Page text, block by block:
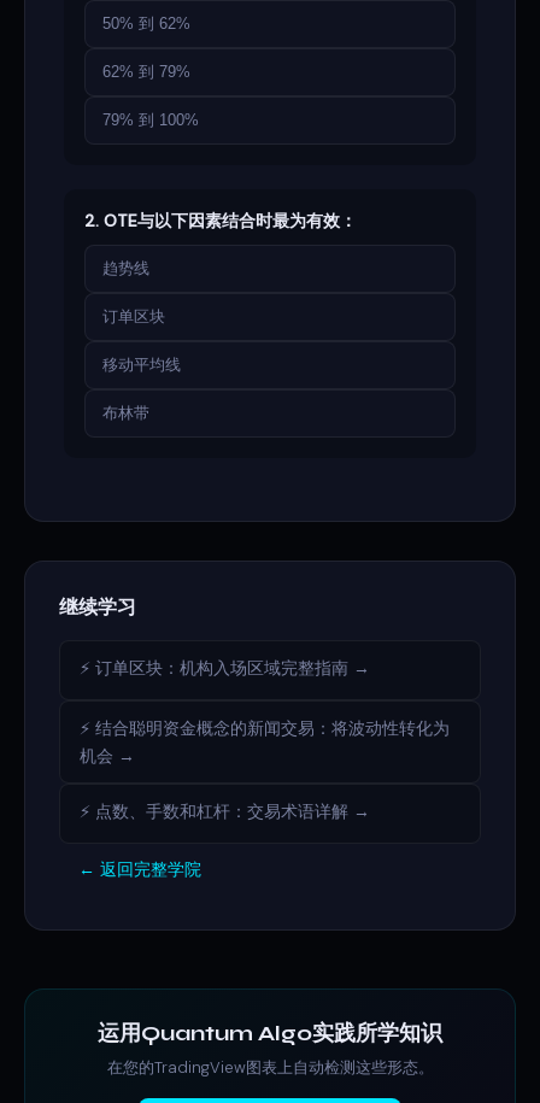
50% 到 62%
62% 到 79%
79% 到 100%
2. OTE与以下因素结合时最为有效：
趋势线
订单区块
移动平均线
布林带
继续学习
⚡ 订单区块：机构入场区域完整指南 →
⚡ 结合聪明资金概念的新闻交易：将波动性转化为
机会 →
⚡ 点数、手数和杠杆：交易术语详解 →
← 返回完整学院
运用Quantum Algo实践所学知识
在您的TradingView图表上自动检测这些形态。